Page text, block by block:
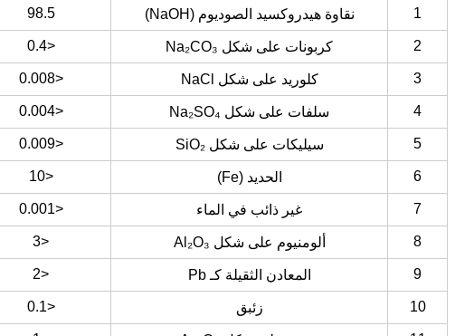
1 نقاوة هيدروكسيد الصوديوم (NaOH) 98.5
2 كربونات على شكل Na₂CO₃ <0.4
3 كلوريد على شكل NaCl <0.008
4 سلفات على شكل Na₂SO₄ <0.004
5 سيليكات على شكل SiO₂ <0.009
6 الحديد (Fe) <10
7 غير ذائب في الماء <0.001
8 ألومنيوم على شكل Al₂O₃ <3
9 المعادن الثقيلة كـ Pb <2
10 زئبق <0.1